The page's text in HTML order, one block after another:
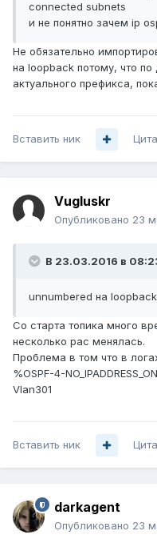
connected subnets
и не понятно зачем ip
Не обязательно
на loopback потому, что по
актуального префикса,
Вставить ник
Vugluskr
Опубликовано 23
В 23.03.2016 в
unnumbered на
Со старта топика много
несколько рас менялась.
Проблема в том что в
%OSPF-4-
Vlan301
Вставить ник
darkagent
Опубликовано 23